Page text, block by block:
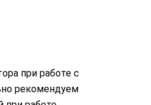
при работе с
рекомендуем